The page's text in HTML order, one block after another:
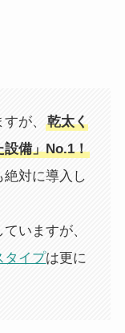
すが、乾太く
設備」No.1！
絶対に導入し
いますが、
タイプは更に